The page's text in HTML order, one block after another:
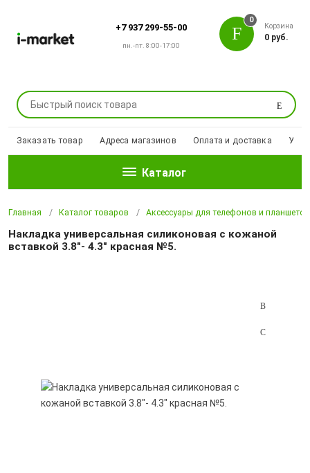
+7 937 299-55-00
пн.-пт. 8:00-17:00
Поиск
0
Корзина
0 руб.
Заказать товар Адреса магазинов Оплата и доставка
Каталог
Главная Каталог товаров Аксессуары для телефонов и планшетов
Накладка универсальная силиконовая с кожаной
вставкой 3.8"- 4.3" красная №5.